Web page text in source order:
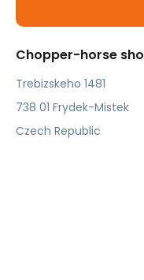
Chopper-horse
Trebizskeho 1481
738 01 Frydek-Mistek
Czech Republic